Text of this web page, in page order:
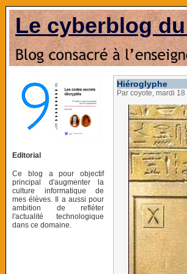
Le cyberblog
Editorial
Ce blog a pour objectif
principal d'augmenter la
culture informatique de
mes élèves. Il a aussi pour
ambition de refléter
l'actualité technologique
dans ce domaine.
Hiéroglyphe
Par coyote, mardi